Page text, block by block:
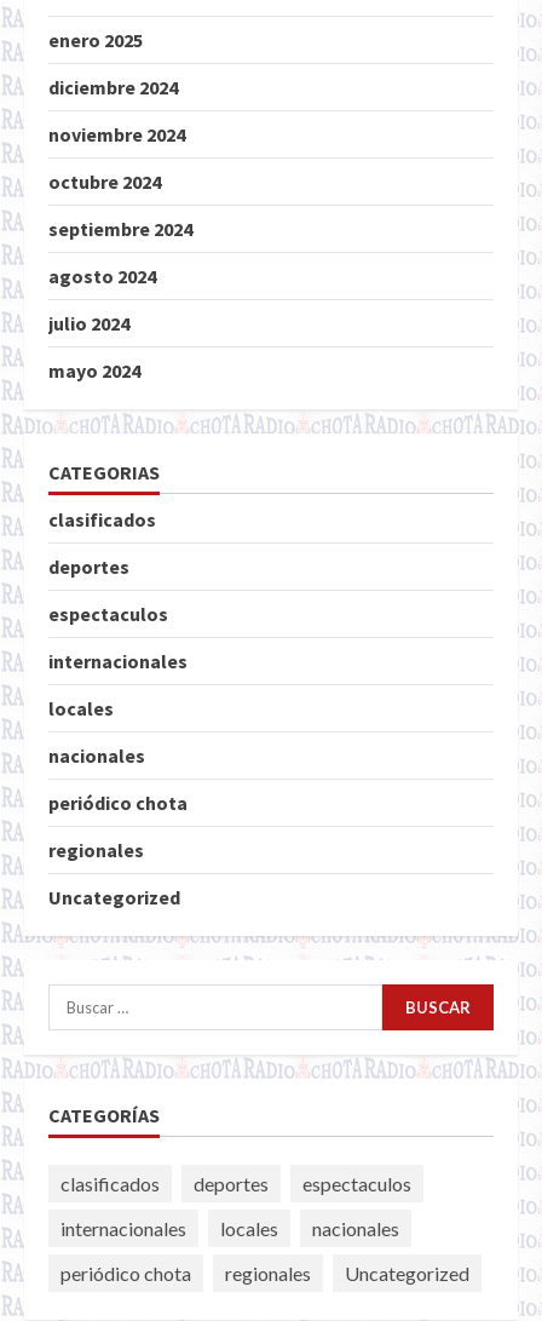
enero 2025
diciembre 2024
noviembre 2024
octubre 2024
septiembre 2024
agosto 2024
julio 2024
mayo 2024
CATEGORIAS
clasificados
deportes
espectaculos
internacionales
locales
nacionales
periódico chota
regionales
Uncategorized
Buscar:
CATEGORÍAS
clasificados deportes
espectaculos
internacionales
locales
nacionales
periódico chota
regionales Uncategorized